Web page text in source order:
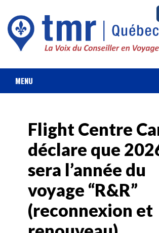
MENU
FORFAIT VACANCES
CROISIÈRES
HOTELS & RESORTS
DESTINATIONS
Flight Centre
déclare que
sera l’année du
voyage “R&R”
(reconnexion et